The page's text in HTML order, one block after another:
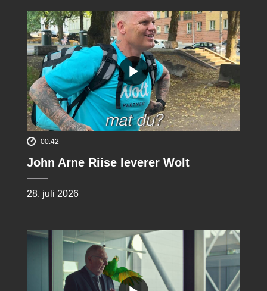
00:42
John Arne Riise leverer Wolt
28. juli 2026